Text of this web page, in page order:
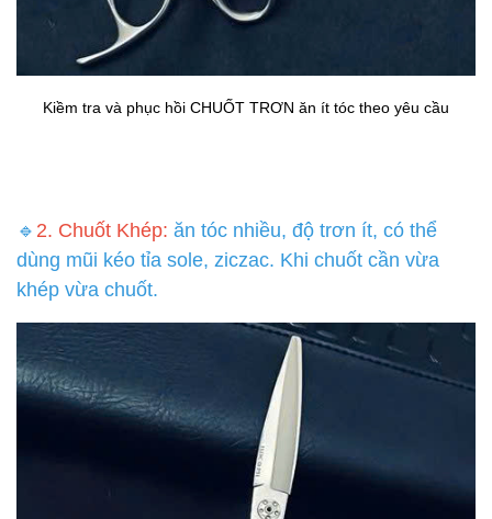
Kiềm tra và phục hồi CHUỐT TRƠN ăn ít tóc theo yêu cầu
🔹 2. Chuốt Khép: ăn tóc nhiều, độ trơn ít, có thể
dùng mũi kéo tỉa sole, ziczac. Khi chuốt cần vừa
khép vừa chuốt.